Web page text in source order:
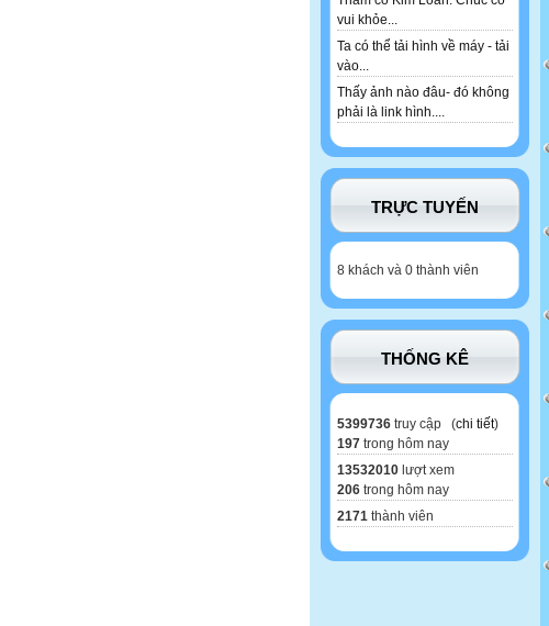
vui khỏe...
Ta có thể tải hình về máy - tải
vào...
Thấy ảnh nào đâu- đó không
phải là link hình....
TRỰC TUYẾN
8 khách và 0 thành viên
THỐNG KÊ
5399736 truy cập (chi tiết)
197 trong hôm nay
13532010 lượt xem
206 trong hôm nay
2171 thành viên